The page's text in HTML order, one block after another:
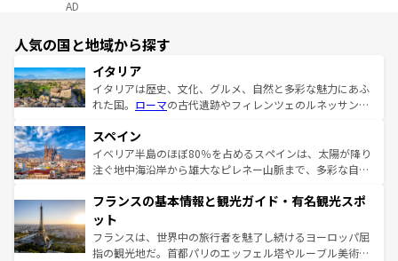
AD
人気の国と地域から探す
イタリア
イタリアは歴史、文化、グルメ、自然と多彩な魅力にあふ
れた国。 ローマの古代遺跡やフィレンツェのルネッサンス
ろん、トスカーナの美しい田園風景やアマルフィ海岸の絶
景など、自然景観も見逃せない。観光の合間には、本場の
ピザやパスタなど、絶品のイタリア料理を堪能することも
ませてくれるイタリアで、忘れられない旅をしてみよう！
なお、新着のイタリア情報は
しい。
スペイン
イベリア半島のほぼ80％を占めるスペインは、太陽が降り
注ぐ地中海沿岸から雄大なピレネー山脈まで、多彩な自然
文化が根付くこの国では、情熱的なフラメンコ、熱気あふ
れる闘牛、そして美味しいタパスが生活の一部となってい
る。首都マドリードの洗練された雰囲気や、バルセロナの
アートに溢れた街角から、地方では古代ローマ遺跡や中世
フランスの基本情報と観光ガイド・有名観光スポ
ット
フランスは、世界中の旅行者を魅了し続けるヨーロッパ屈
指の観光地だ。首都パリのエッフェル塔やルーブル美術館